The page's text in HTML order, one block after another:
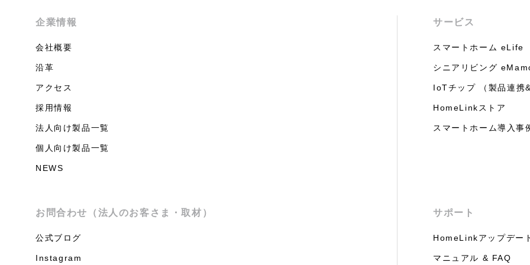
企業情報
会社概要
沿革
アクセス
採用情報
法人向け製品一覧
個人向け製品一覧
NEWS
サービス
スマートホーム eLife
シニアリビング
IoTチップ （製品連携
HomeLinkストア
スマートホーム導入事
お問合わせ（法人のお客さま・取材）
公式ブログ
Instagram
サポート
HomeLinkアップデー
マニュアル & FAQ